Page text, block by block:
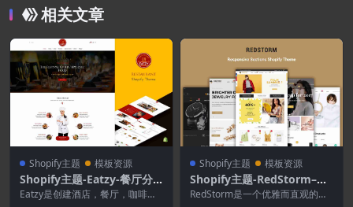
相关文章
Shopify主题 模板资源
Shopify主题-Eatzy-餐厅分
区Shopify主题
Eatzy是创建酒店，餐厅，咖啡
Shopify主题 模板资源
Shopify主题-RedStorm–分
段响应Shopify主题
RedStorm是一个优雅而直观的高